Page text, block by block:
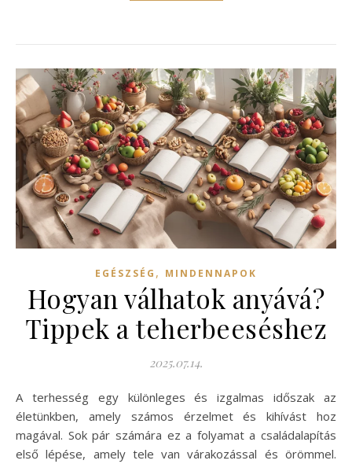
EGÉSZSÉG , MINDENNAPOK
Hogyan válhatok anyává?
Tippek a teherbeeséshez
2025.07.14.
A terhesség egy különleges és izgalmas időszak az
életünkben, amely számos érzelmet és kihívást hoz
magával. Sok pár számára ez a folyamat a családalapítás
első lépése, amely tele van várakozással és örömmel.